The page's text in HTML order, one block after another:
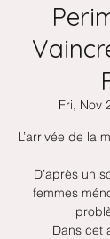
Fri, Nov
L’arrivée de la
D’après un
femmes
Dans cet